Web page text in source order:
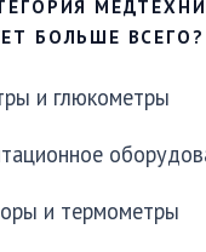
БОЛЬШЕ ВСЕГО?
и глюкометры
и термометры